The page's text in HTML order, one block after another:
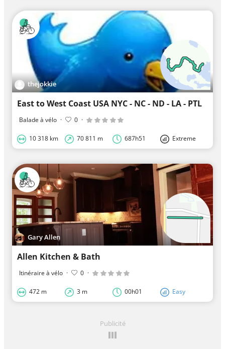
thejokkie
East to West Coast USA NYC - NC - ND - LA - PTL
Balade à vélo · 0 ·
10 318 km 70 811 m 687h51 Extreme
Gary Allen
Allen Kitchen & Bath
Itinéraire à vélo · 0 ·
472 m 3 m 00h01 Easy
Publicité